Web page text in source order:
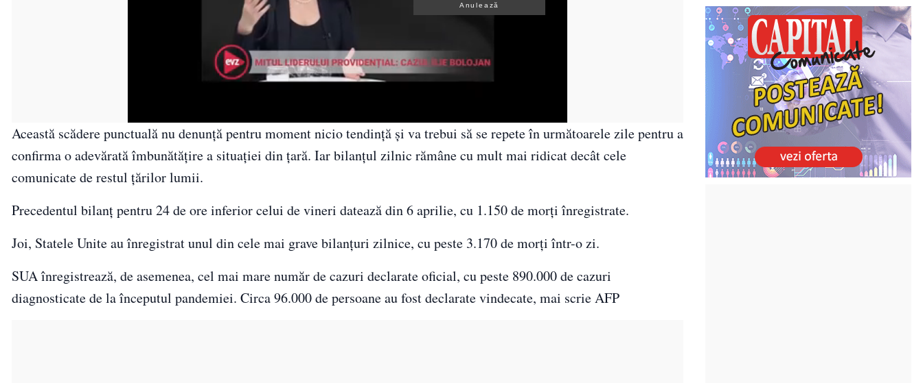
Anulează
Această scădere punctuală nu denunţă pentru moment nicio tendinţă şi va trebui să se repete în următoarele zile pentru a
confirma o adevărată îmbunătăţire a situaţiei din ţară. Iar bilanţul zilnic rămâne cu mult mai ridicat decât cele
comunicate de restul ţărilor lumii.
Precedentul bilanţ pentru 24 de ore inferior celui de vineri datează din 6 aprilie, cu 1.150 de morţi înregistrate.
Joi, Statele Unite au înregistrat unul din cele mai grave bilanţuri zilnice, cu peste 3.170 de morţi într-o zi.
SUA înregistrează, de asemenea, cel mai mare număr de cazuri declarate oficial, cu peste 890.000 de cazuri
diagnosticate de la începutul pandemiei. Circa 96.000 de persoane au fost declarate vindecate, mai scrie AFP